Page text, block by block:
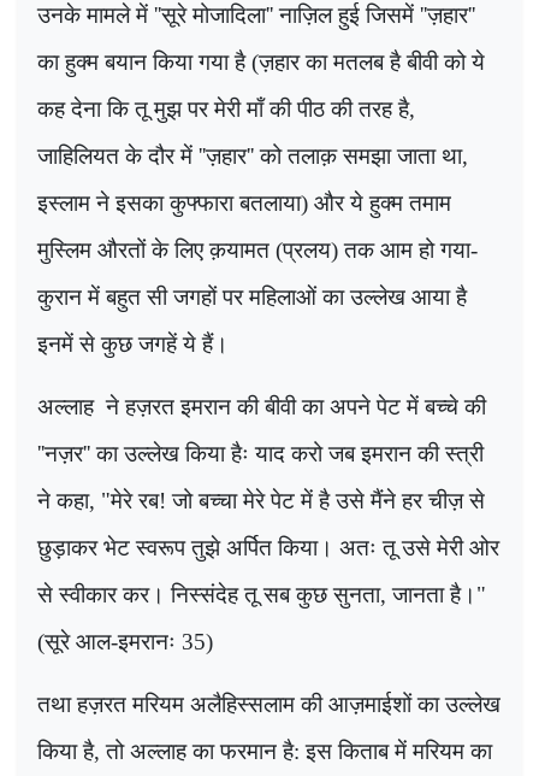
उनके मामले में ''सूरे मोजादिला''नाज़िल हुई जिसमें ''ज़हार''
का हुक्म बयान किया गया है (ज़हार का मतलब है बीवी को ये
कह देना कि तू मुझ पर मेरी माँ की पीठ की तरह है,
जाहिलियत के दौर में ''ज़हार''को तलाक़ समझा जाता था,
इस्लाम ने इसका कुफ्फारा बतलाया) और ये हुक्म तमाम
मुस्लिम औरतों के लिए क़यामत (प्रलय) तक आम हो गया-
कुरान में बहुत सी जगहों पर महिलाओं का उल्लेख आया है
इनमें से कुछ जगहें ये हैं।
अल्लाह ने हज़रत इमरान की बीवी का अपने पेट में बच्चे की
''नज़र''का उल्लेख किया हैः याद करो जब इमरान की स्त्री
ने कहा, "मेरे रब! जो बच्चा मेरे पेट में है उसे मैंने हर चीज़ से
छुड़ाकर भेट स्वरूप तुझे अर्पित किया। अतः तू उसे मेरी ओर
से स्वीकार कर। निस्संदेह तू सब कुछ सुनता,जानता है।"
(सूरे आल-इमरानः 35)
तथा हज़रत मरियम अलैहिस्सलाम की आज़माईशों का उल्लेख
किया है,तो अल्लाह का फरमान है: इस किताब में मरियम का